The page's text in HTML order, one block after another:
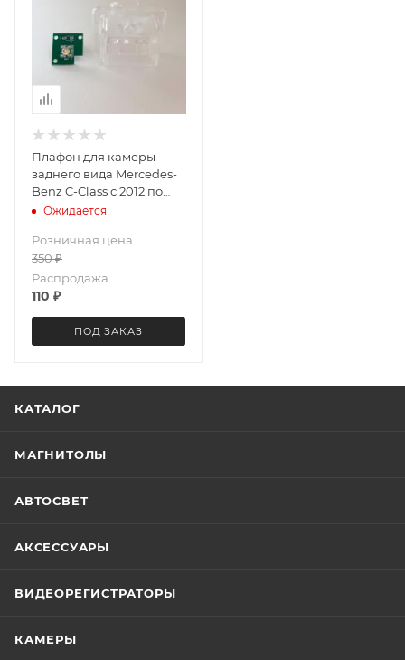
Плафон для камеры
заднего вида Mercedes-
Benz C-Class с 2012 по
2017 (Штекер) Letrun
Ожидается
Розничная цена
350₽
Распродажа
110 ₽
ПОД ЗАКАЗ
КАТАЛОГ
МАГНИТОЛЫ
АВТОСВЕТ
АКСЕССУАРЫ
ВИДЕОРЕГИСТРАТОРЫ
КАМЕРЫ